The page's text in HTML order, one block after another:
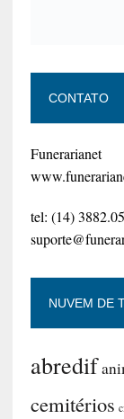
CONTATO
Funerarianet
tel: (14)
NUVEM DE
abredif
cemitérios